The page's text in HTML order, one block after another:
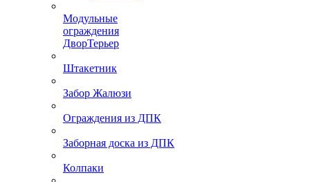
Модульные
ограждения
ДворТерьер
Штакетник
Забор Жалюзи
Ограждения из ДПК
Заборная доска из ДПК
Колпаки